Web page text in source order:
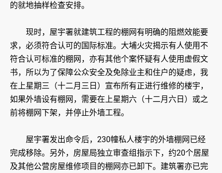
的就地抽样检查安排。
现时，屋宇署就建筑工程的棚网有明确的阻燃效能要
求，必须符合认可的国际标准。大埔火灾揭示有人使用不
符合认可标准的棚网，亦有其他个案怀疑有人使用虚假文
书，所以为了保障公众安全及免除业主和住户的疑虑，我
在上星期三（十二月三日）宣布所有正进行维修的楼宇，
如果外墙设有棚网，需要在上星期六（十二月六日）或之
前将棚网下架，并停止外墙工程。
屋宇署发出命令后，230幢私人楼宇的外墙棚网已经
完成移除。另外，房屋局独立审查组指示下，约20个居屋
及其他公营房屋维修项目的棚网亦已卸下。建筑署亦已完